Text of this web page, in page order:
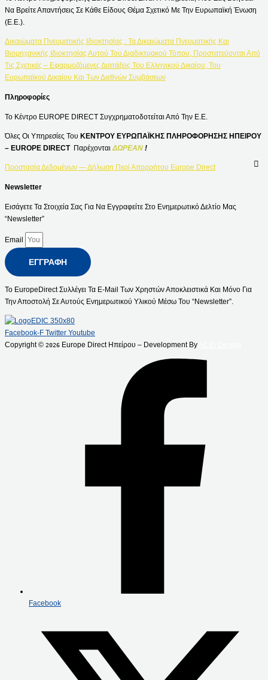
Να Βρείτε Απαντήσεις Σε Κάθε Είδους Θέμα Σχετικό Με Την Ευρωπαϊκή Ένωση
(Ε.Ε.).
Δικαιώματα Πνευματικής Ιδιοκτησίας : Τα Δικαιώματα Πνευματικής Και
Βιομηχανικής Ιδιοκτησίας Αυτού Του Διαδικτυακού Τόπου, Προστατεύονται Από
Τις Σχετικές – Εφαρμοζόμενες Διατάξεις Του Ελληνικού Δικαίου, Του
Ευρωπαϊκού Δικαίου Και Των Διεθνών Συμβάσεων
Πληροφορίες
Το Κέντρο EUROPE DIRECT Συγχρηματοδοτείται Από Την Ε.Ε.
Όλες Οι Υπηρεσίες Του ΚΕΝΤΡΟΥ ΕΥΡΩΠΑΪΚΗΣ ΠΛΗΡΟΦΟΡΗΣΗΣ ΗΠΕΙΡΟΥ
– EUROPE DIRECT Παρέχονται ΔΩΡΕΑΝ !
Προστασία Δεδομένων — Δήλωση Περί Απορρήτου Europe Direct
Newsletter
Εισάγετε Τα Στοιχεία Σας Για Να Εγγραφείτε Στο Ενημερωτικό Δελτίο Μας
“Newsletter”
Email
ΕΓΓΡΑΦΉ
Το EuropeDirect Συλλέγει Τα E-Mail Των Χρηστών Αποκλειστικά Και Μόνο Για
Την Αποστολή Σε Αυτούς Ενημερωτικού Υλικού Μέσω Του “Newsletter”.
Facebook-F Twitter Youtube
Copyright © 2026 Europe Direct Ηπείρου – Development By
Facebook